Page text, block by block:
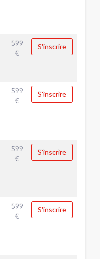
599
€
S'inscrire
599
€
S'inscrire
599
€
S'inscrire
599
€
S'inscrire